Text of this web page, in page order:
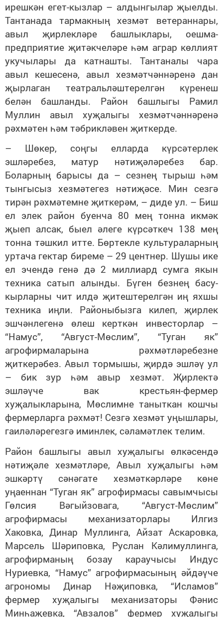
ирешкән егет-кызлар – алдынгылар җыелды.
Тантанада тармакның хезмәт ветераннары,
авыл җирлекләре башлыклары, оешма-
предприятие җитәкчеләре һәм аграр көллият
укучылары да катнашты. Тантаналы чара
авыл кешесенә, авыл хезмәтчәннәренә дан
җырлаган театральләштерелгән күренеш
белән башланды. Район башлыгы Рамил
Муллин авыл хуҗалыгы хезмәтчәннәренә
рәхмәтен һәм тәбрикләвен җиткерде.
– Шөкер, соңгы елларда күрсәтерлек
эшләребез, матур нәтиҗәләребез бар.
Боларның барысы да – сезнең тырыш һәм
тынгысыз хезмәтегез нәтиҗәсе. Мин сезгә
тирән рәхмәтемне җиткерәм, – диде ул. – Биш
ел элек район буенча 80 мең тонна икмәк
җыеп алсак, быел әлеге күрсәткеч 138 мең
тонна тәшкил итте. Бөртекле культураларның
уртача гектар биреме – 29 центнер. Шушы ике
ел эчендә генә дә 2 миллиард сумга якын
техника сатып алынды. Бүген безнең басу-
кырларны чит илдә җитештерелгән иң яхшы
техника иңли. Районыбызга килеп, җирлек
эшчәнлегенә өлеш керткән инвесторлар –
“Намус”, “Август-Мөслим”, “Туган як”
агрофирмаларына рәхмәтләребезне
җиткерәбез. Авыл тормышы, җирдә эшләү ул
– бик зур һәм авыр хезмәт. Җирлектә
эшләүче вак крестьян-фермер
хуҗалыкларына, Мөслимне таныткан кошчы
фермерларга рәхмәт! Сезгә хезмәт уңышлары,
гаиләләрегезгә иминлек, сәламәтлек телим.
Район башлыгы авыл хуҗалыгы өлкәсендә
нәтиҗәле хезмәтләре, Авыл хуҗалыгы һәм
эшкәртү сәнәгате хезмәткәрләре көне
уңаеннан “Туган як” агрофирмасы савымчысы
Гөлсия Вәгыйзовага, “Август-Мөслим”
агрофирмасы механизаторлары Илгиз
Хаковка, Динар Муллинга, Айзат Аскаровка,
Марсель Шәриповка, Руслан Кәлимуллинга,
агрофирманың бозау караучысы Индус
Нуриевка, “Намус” агрофирмасының әйдәүче
агрономы Динар Нәҗиповка, “Исламов”
фермер хуҗалыгы механизаторы Фәнис
Минһаҗевка, “Авзалов” фермер хуҗалыгы